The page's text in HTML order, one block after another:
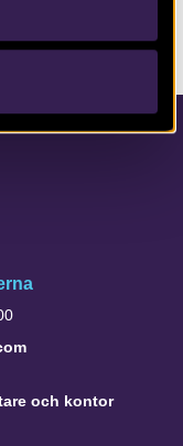
och kontor